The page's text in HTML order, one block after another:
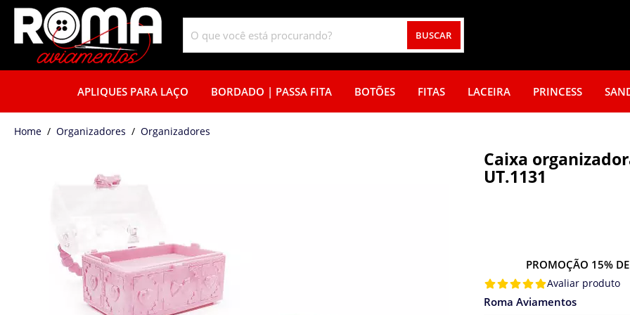
BUSCAR
APLIQUES PARA LAÇO BORDADO | PASSA FITA BOTÕES FITAS LACEIRA PRINCESS
home Organizadores organizadores
Caixa
UT.1131
PROMOÇÃO 15%
Avaliar produto
Roma Aviamentos